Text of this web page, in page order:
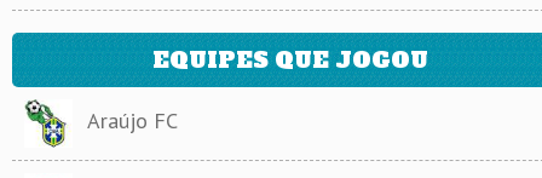
EQUIPES QUE JOGOU
Araújo FC